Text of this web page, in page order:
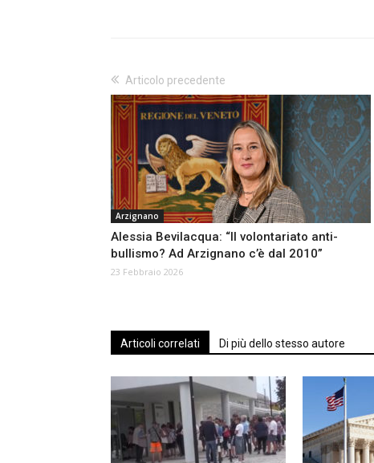
Articolo precedente
Arzignano
Alessia Bevilacqua: “Il volontariato anti-
bullismo? Ad Arzignano c’è dal 2010”
23 Febbraio 2026
Articoli correlati Di più dello stesso autore